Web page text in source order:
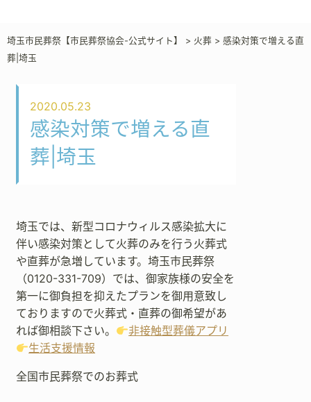
埼玉市民葬祭【市民葬祭協会-公式サイト】 > 火葬 > 感染対策で増える直
葬|埼玉
2020.05.23
感染対策で増える直
葬|埼玉
埼玉では、新型コロナウィルス感染拡大に
伴い感染対策として火葬のみを行う火葬式
や直葬が急増しています。埼玉市民葬祭
（0120-331-709）では、御家族様の安全を
第一に御負担を抑えたプランを御用意致し
ておりますので火葬式・直葬の御希望があ
れば御相談下さい。
非接触型葬儀アプリ
生活支援情報
全国市民葬祭でのお葬式